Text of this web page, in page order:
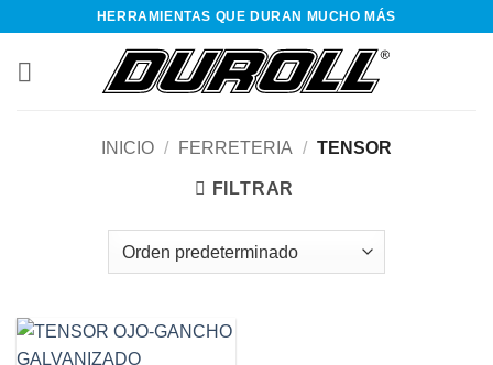
contenido
HERRAMIENTAS QUE DURAN MUCHO MÁS
INICIO / FERRETERIA / TENSOR
FILTRAR